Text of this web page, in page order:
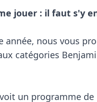
jouer : il faut s'y
année, nous vous
catégories
un programme